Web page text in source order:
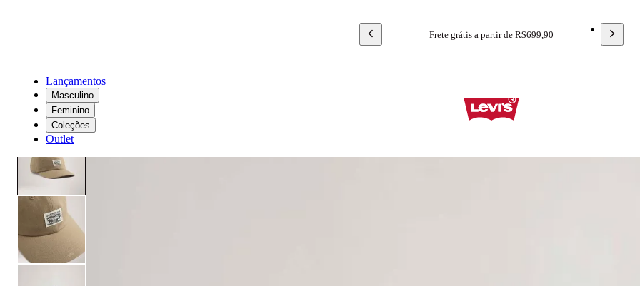
Frete grátis a partir de R$699,90
Lançamentos
Masculino
Feminino
Coleções
Outlet
Acessórios